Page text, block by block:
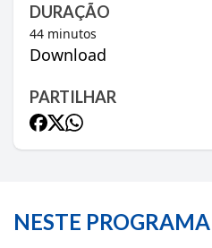
DURAÇÃO
44 minutos
Download
PARTILHAR
NESTE PROGRAMA